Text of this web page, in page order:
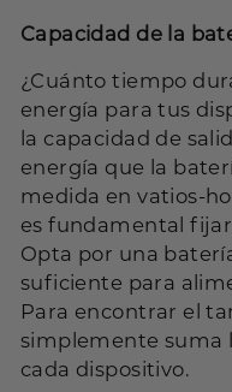
Capacidad de la
¿Cuánto tiempo
energía para tus
la capacidad de
energía que la
medida en vatios-
es fundamental
Opta por una
suficiente para
Para encontrar el
simplemente suma
cada dispositivo.